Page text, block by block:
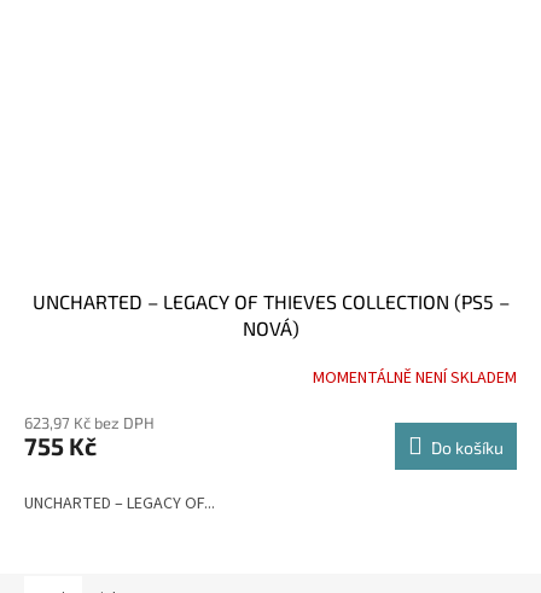
UNCHARTED – LEGACY OF THIEVES COLLECTION (PS5 –
NOVÁ)
produktu
je
z
MOMENTÁLNĚ NENÍ SKLADEM
623,97 Kč bez DPH
755 Kč Do košíku
UNCHARTED – LEGACY OF...